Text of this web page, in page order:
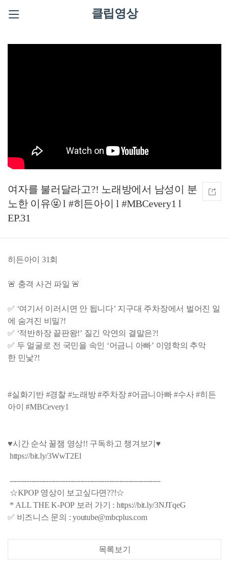
클립영상
여자를 불러달라고?! 노래방에서 남성이 분
노한 이유🤬 l #히든아이 l #MBCevery1 l
EP.31
히든아이 31회
🚨 충격 사건 파일 🚨
✅ ‘여기서 이러시면 안 됩니다’ 지구대 주차장에서 벌어진 일
에 숨겨진 비밀?!
✅ ‘적반하장 끝판왕!’ 질긴 악연의 결말은?!
✅ 두 얼굴로 전 국민을 속인 ‘어금니 아빠’ 이영학의 추악
한 민낯?!
#실화기반 #경찰 #노래방 #주차장 #어금니아빠 #수사 #히든
아이 #MBCevery1
♥시간 순삭 꿀잼 영상!! 구독하고 챙겨보기♥
https://bit.ly/3WwT2El
--------------------------------------------------------------
☆KPOP 영상이 보고싶다면??!☆
* ALL THE K-POP 보러 가기 : https://bit.ly/3NJTqeG
✅ 비즈니스 문의 : youtube@mbcplus.com
목록보기